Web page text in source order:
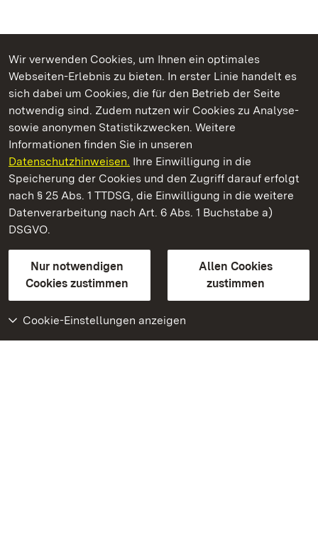
Wir verwenden Cookies, um Ihnen ein optimales
Webseiten-Erlebnis zu bieten. In erster Linie handelt es
sich dabei um Cookies, die für den Betrieb der Seite
notwendig sind. Zudem nutzen wir Cookies zu Analyse-
sowie anonymen Statistikzwecken. Weitere
Informationen finden Sie in unseren
Datenschutzhinweisen. Ihre Einwilligung in die
Speicherung der Cookies und den Zugriff darauf erfolgt
nach § 25 Abs. 1 TTDSG, die Einwilligung in die weitere
Datenverarbeitung nach Art. 6 Abs. 1 Buchstabe a)
DSGVO.
Nur notwendigen
Cookies zustimmen
Allen Cookies
zustimmen
Cookie-Einstellungen anzeigen
Kommen. Staunen. Genießen.
Staatliche Schlösser und Gärten Baden‑Württemberg
Staatliche Schlösser und Gärten Baden-Württemberg
Kontakt
GebärdenspracheLeichte Sprache
Erklärung zur Barrierefreiheit
BITV-konform (geprüfte Seiten)
Weiteres